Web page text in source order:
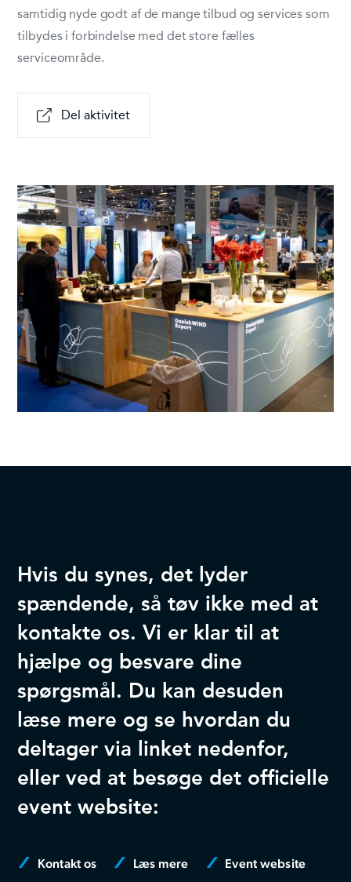
samtidig nyde godt af de mange tilbud og services som
tilbydes i forbindelse med det store fælles
serviceområde.
Del aktivitet
Hvis du synes, det lyder
spændende, så tøv ikke med at
kontakte os. Vi er klar til at
hjælpe og besvare dine
spørgsmål. Du kan desuden
læse mere og se hvordan du
deltager via linket nedenfor,
eller ved at besøge det officielle
event website:
Kontakt os Læs mere Event website